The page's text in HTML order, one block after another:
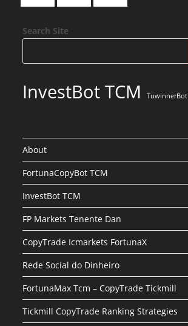
Search Site
InvestBot TCM TuwinnerBot
About
FortunaCopyBot TCM
InvestBot TCM
FP Markets Tenente Dan
CopyTrade Icmarkets FortunaX
Rede Social do Dinheiro
FortunaMax Tcm – CopyTrade Tickmill
Tickmill CopyTrade Ranking Strategies